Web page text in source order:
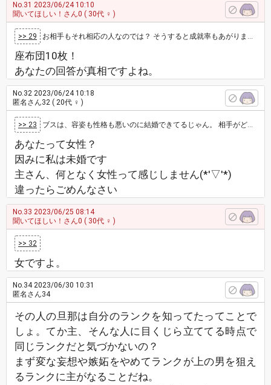
No.31 2023/06/24 10:10
聞いてほしい！さん0 ( 30代 ♀ )
>> 29 お相手もそれ相応の人なのでは？ そうすると成就率もあがります。お互い他から需要ないので。 綺麗で優しくて素敵な人に恋人がいなかったり…
座布団10枚！
あなたの回答が真相ですよね。
No.32 2023/06/24 10:18
匿名さん32 ( 20代 ♀ )
>> 23 ブスは、容姿も性格も悪いのに結婚できてるじゃん。 相手がどんな男かは知らんけど。 人間性良くなくても、結婚している人、案外異性ウケ良…
あなたって女性？
因みに私は未婚です
主さん、何となく女性って感じしません(*'▽'*)
違ったらごめんなさい
No.33 2023/06/25 08:14
聞いてほしい！さん0 ( 30代 ♀ )
>> 32
女ですよ。
No.342023/06/30 10:31
匿名さん34
その人の旦那は自分のランクを知ってたってことで
しょ。てか主、そんな人に目くじら立ててる時点で
同じランクだと気づかないの？
まず変な妄想や嫉妬をやめてランクが上の男を狙え
るランクに主がなることだね。